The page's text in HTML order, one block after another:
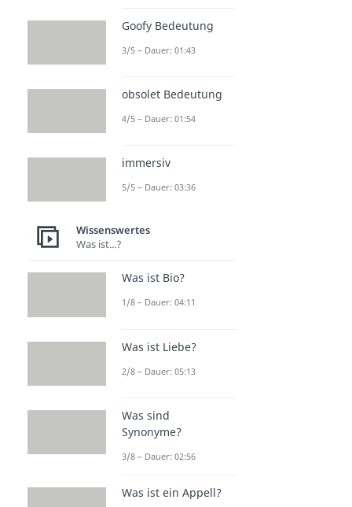
Goofy Bedeutung
3/5 – Dauer: 01:43
obsolet Bedeutung
4/5 – Dauer: 01:54
immersiv
5/5 – Dauer: 03:36
Wissenswertes
Was ist...?
Was ist Bio?
1/8 – Dauer: 04:11
Was ist Liebe?
2/8 – Dauer: 05:13
Was sind
Synonyme?
3/8 – Dauer: 02:56
Was ist ein Appell?